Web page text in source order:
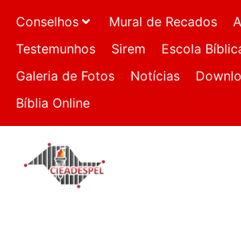
Conselhos Mural de Recados
Testemunhos
Sirem
Escola
Galeria de Fotos
Notícias
Bíblia Online